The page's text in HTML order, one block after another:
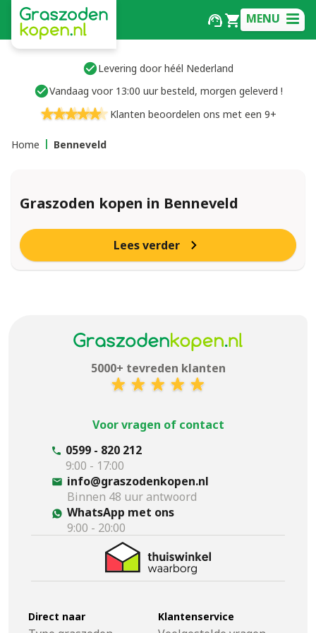
MENU
Levering door héél Nederland
Vandaag voor 13:00 uur besteld, morgen geleverd !
Klanten beoordelen ons met een 9+
Home Benneveld
Graszoden kopen in Benneveld
Lees verder
5000+ tevreden klanten
Voor vragen of contact
0599 - 820 212
9:00 - 17:00
info@graszodenkopen.nl
Binnen 48 uur antwoord
WhatsApp met ons
9:00 - 20:00
Direct naar Klantenservice